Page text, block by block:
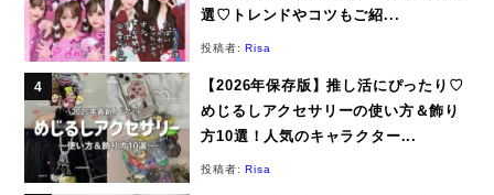
選♡トレンドやコツもご紹...
投稿者: Risa
【2026年保存版】推し活にぴったり♡
めじるしアクセサリーの使い方＆飾り
方10選！人気のキャラクター...
投稿者: Risa